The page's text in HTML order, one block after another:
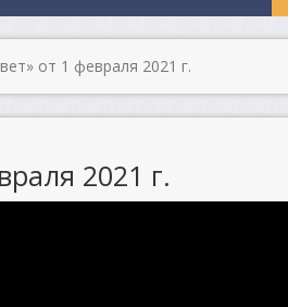
от 1 февраля 2021 г.
2021 г.